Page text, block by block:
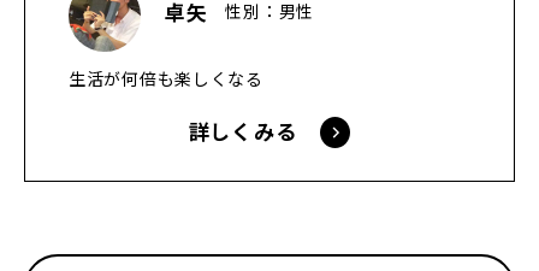
卓矢 性別：男性
生活が何倍も楽しくなる
詳しくみる